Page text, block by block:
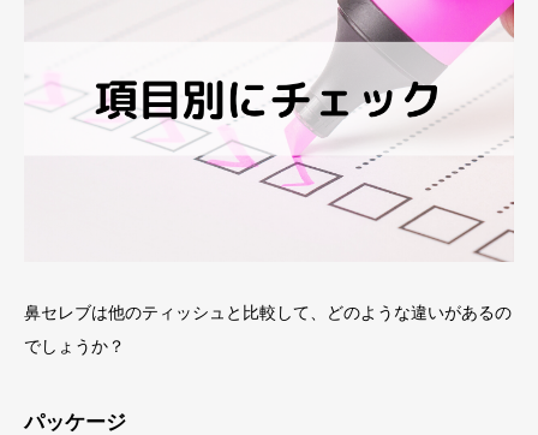
鼻セレブは他のティッシュと比較して、どのような違いがあるの
でしょうか？
パッケージ